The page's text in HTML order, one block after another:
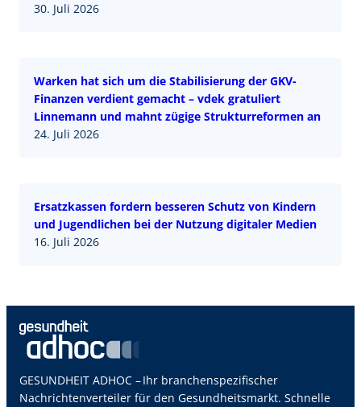
30. Juli 2026
Warken hat sich um die Stabilisierung der GKV-
Finanzen verdient gemacht – vdek gratuliert
Linnemann und mahnt zügige Strukturreformen an
24. Juli 2026
Ersatzkassen fordern besseren Schutz von Kindern
und Jugendlichen bei der Nutzung digitaler Medien
16. Juli 2026
GESUNDHEIT ADHOC – Ihr branchenspezifischer
Nachrichtenverteiler für den Gesundheitsmarkt. Schnelle